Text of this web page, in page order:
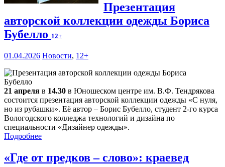
Презентация
авторской коллекции одежды Бориса
Бубелло 12+
01.04.2026 Новости, 12+
21 апреля в 14.30 в Юношеском центре им. В.Ф. Тендрякова
состоится презентация авторской коллекции одежды «С нуля,
но из рубашки». Её автор – Борис Бубелло, студент 2-го курса
Вологодского колледжа технологий и дизайна по
специальности «Дизайнер одежды».
Подробнее
«Где от предков – слово»: краевед